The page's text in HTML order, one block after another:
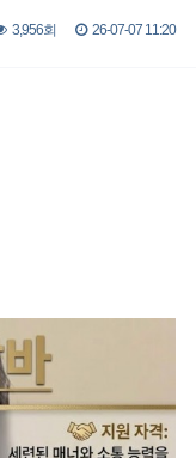
3,956회 26-07-07 11:20